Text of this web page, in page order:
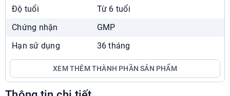
Nhà Thuốc Phương Chính Times City
024.7300.3333
7:00 - 22:30
Chat Zalo
Xem chỉ đường
Showroom Phương Chính
Liền Kề 04, ngõ Hòa Bình 6, Bạch Mai
Độ tuổi
Từ 6 tuổi
Chứng nhận
GMP
Hạn sử dụng
36 tháng
XEM THÊM THÀNH PHẦN SẢN PHẨM